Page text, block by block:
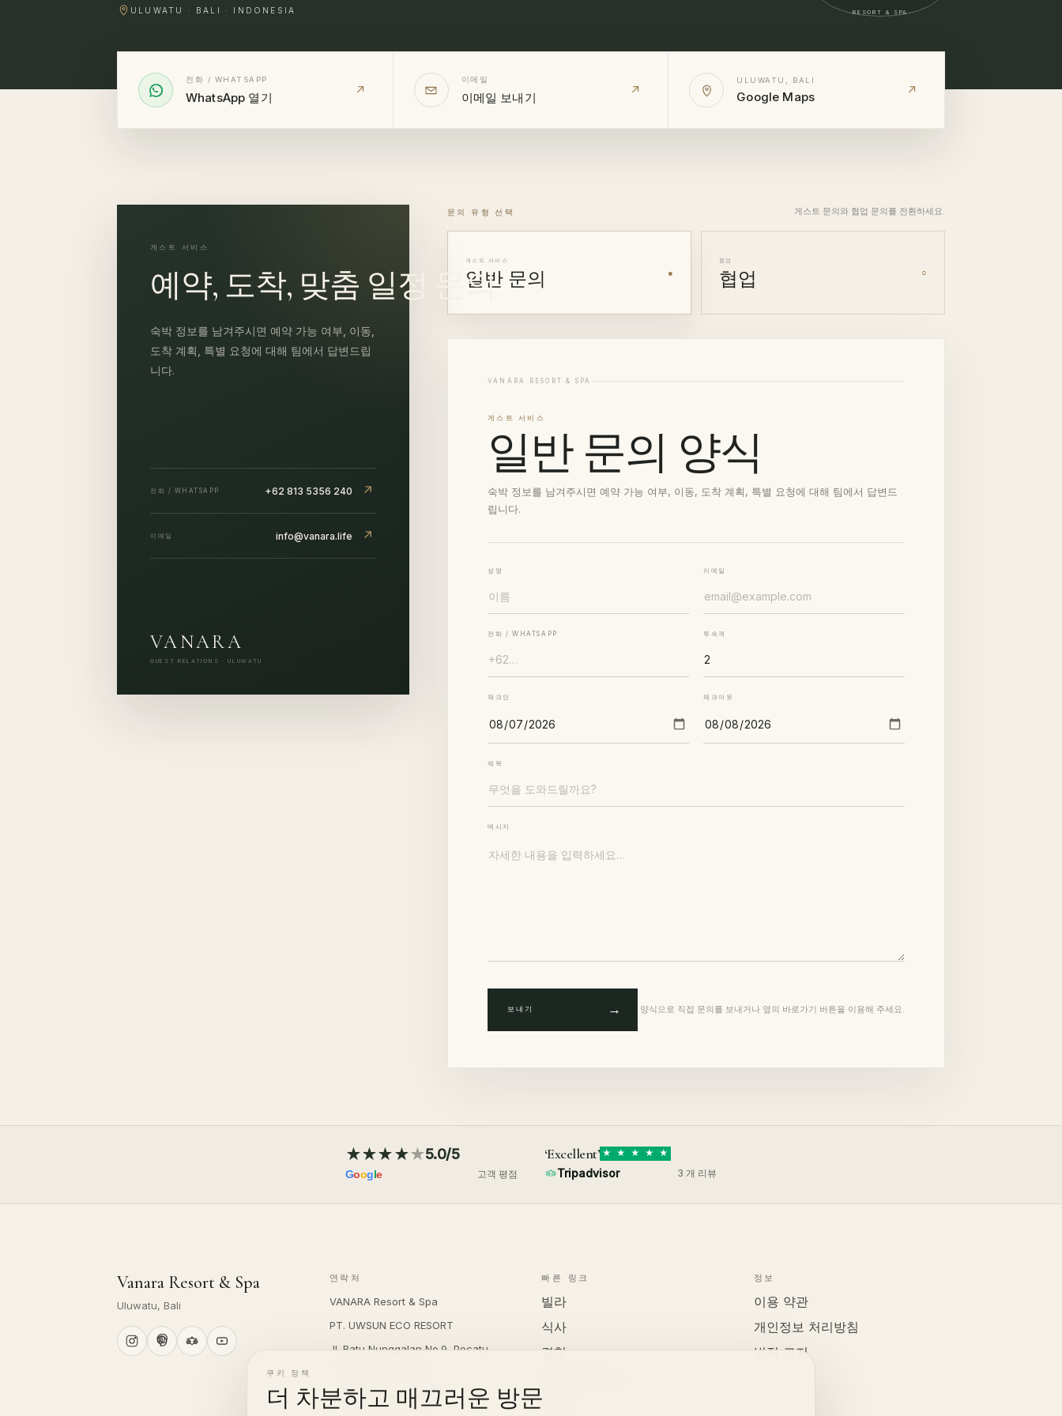
ULUWATU · BALI · INDONESIA RESORT & SPA
전화 / WHATSAPP
WhatsApp 열기 ↗
이메일
이메일 보내기 ↗
ULUWATU, BALI
Google Maps ↗
게스트 서비스
예약, 도착, 맞춤 일정 문의
숙박 정보를 남겨주시면 예약 가능 여부, 이동,
도착 계획, 특별 요청에 대해 팀에서 답변드립
니다.
전화 / WHATSAPP +62 813 5356 240 ↗
이메일 info@vanara.life ↗
VANARA
GUEST RELATIONS · ULUWATU
문의 유형 선택 게스트 문의와 협업 문의를 전환하세요.
게스트 서비스
일반 문의 ●
협업
협업 ○
VANARA RESORT & SPA
게스트 서비스
일반 문의 양식
숙박 정보를 남겨주시면 예약 가능 여부, 이동, 도착 계획, 특별 요청에 대해 팀에서 답변드
립니다.
성명 이메일
전화 / WHATSAPP 투숙객
체크인 체크아웃
제목
메시지
보내기 → 양식으로 직접 문의를 보내거나 옆의 바로가기 버튼을 이용해 주세요.
★★★★★5.0/5
Google 고객 평점
‘Excellent’ ★ ★ ★ ★ ★
Tripadvisor 3 개 리뷰
쿠키 정책
더 차분하고 매끄러운 방문
Vanara Resort & Spa
Uluwatu, Bali
연락처
VANARA Resort & Spa
PT. UWSUN ECO RESORT
Jl. Batu Nunggalan No.9, Pecatu,
전화 / WhatsApp:+62 813 5356 240
이메일 :info@vanara.life
빠른 링크
빌라
식사
경험
웨딩
정보
이용 약관
개인정보 처리방침
법적 고지